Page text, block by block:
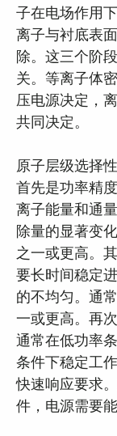
子在电场作用
离子与衬底表
除。这三个阶
关。等离子体
压电源决定，
共同决定。
原子层级选择
首先是功率精
离子能量和通
除量的显著变
之一或更高。
要长时间稳定
的不均匀。通
一或更高。再
通常在低功率
条件下稳定工
快速响应要求
件，电源需要